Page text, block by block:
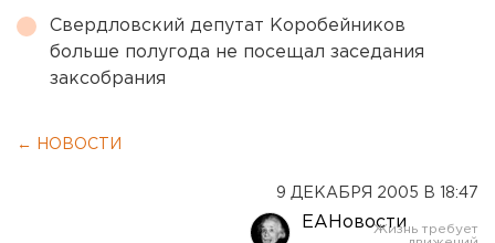
Свердловский депутат Коробейников
больше полугода не посещал заседания
заксобрания
← НОВОСТИ
9 ДЕКАБРЯ 2005 В 18:47
ЕАНовости